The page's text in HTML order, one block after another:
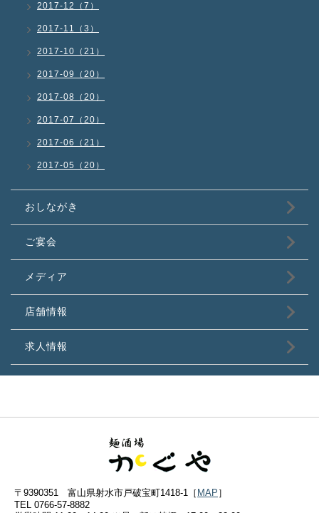
2017-12（7）
2017-11（3）
2017-10（21）
2017-09（20）
2017-08（20）
2017-07（20）
2017-06（21）
2017-05（20）
おしながき
ご宴会
メディア
店舗情報
求人情報
〒9390351 富山県射水市戸破宝町1418-1［ MAP ］
TEL 0766-57-8882